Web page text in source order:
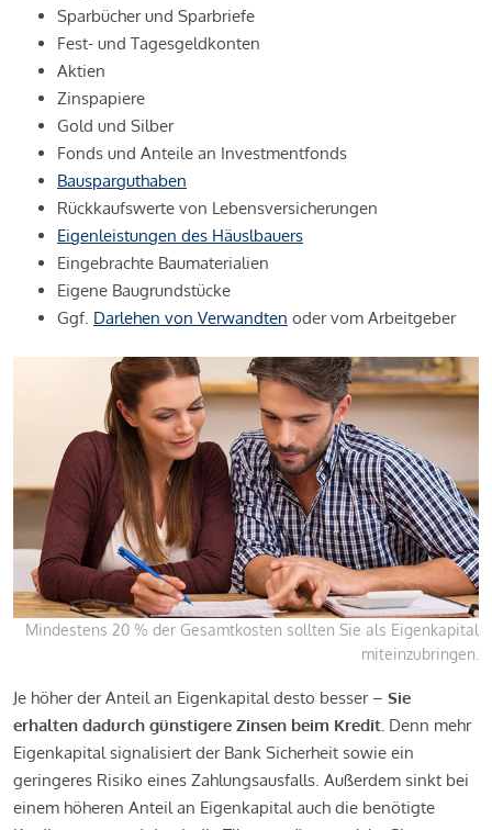
Sparbücher und Sparbriefe
Fest- und Tagesgeldkonten
Aktien
Zinspapiere
Gold und Silber
Fonds und Anteile an Investmentfonds
Bausparguthaben
Rückkaufswerte von Lebensversicherungen
Eigenleistungen des Häuslbauers
Eingebrachte Baumaterialien
Eigene Baugrundstücke
Ggf. Darlehen von Verwandten oder vom Arbeitgeber
Mindestens 20 % der Gesamtkosten sollten Sie als Eigenkapital
miteinzubringen.
Je höher der Anteil an Eigenkapital desto besser – Sie
erhalten dadurch günstigere Zinsen beim Kredit. Denn mehr
Eigenkapital signalisiert der Bank Sicherheit sowie ein
geringeres Risiko eines Zahlungsausfalls. Außerdem sinkt bei
einem höheren Anteil an Eigenkapital auch die benötigte